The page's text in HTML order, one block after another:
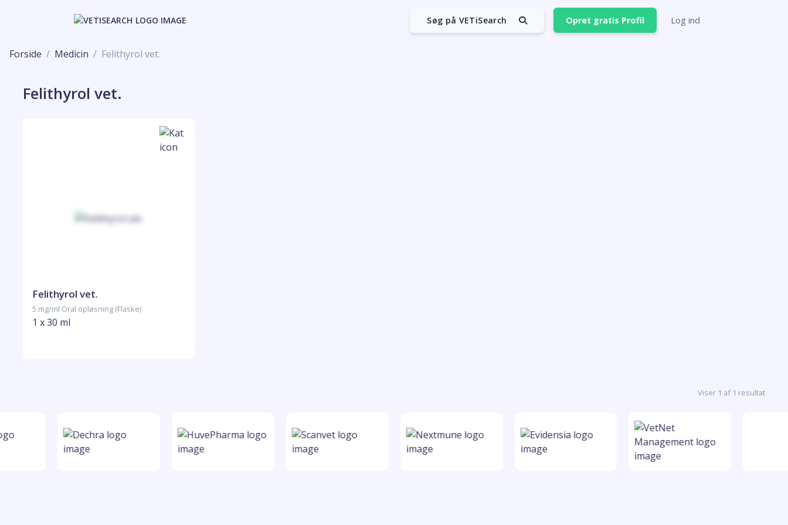
Søg på VETiSearch Opret gratis Profil Log ind
Forside Medicin Felithyrol vet.
Felithyrol vet.
Felithyrol vet.
5 mg/ml Oral opløsning (Flaske)
1 x 30 ml
Viser 1 af 1 resultat